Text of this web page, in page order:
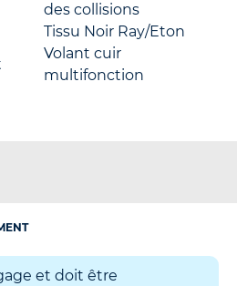
des collisions
Tissu Noir Ray/Eton
Volant cuir
multifonction
et doit être